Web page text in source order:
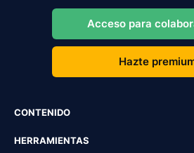
Acceso para
Hazte
CONTENIDO
HERRAMIENTAS